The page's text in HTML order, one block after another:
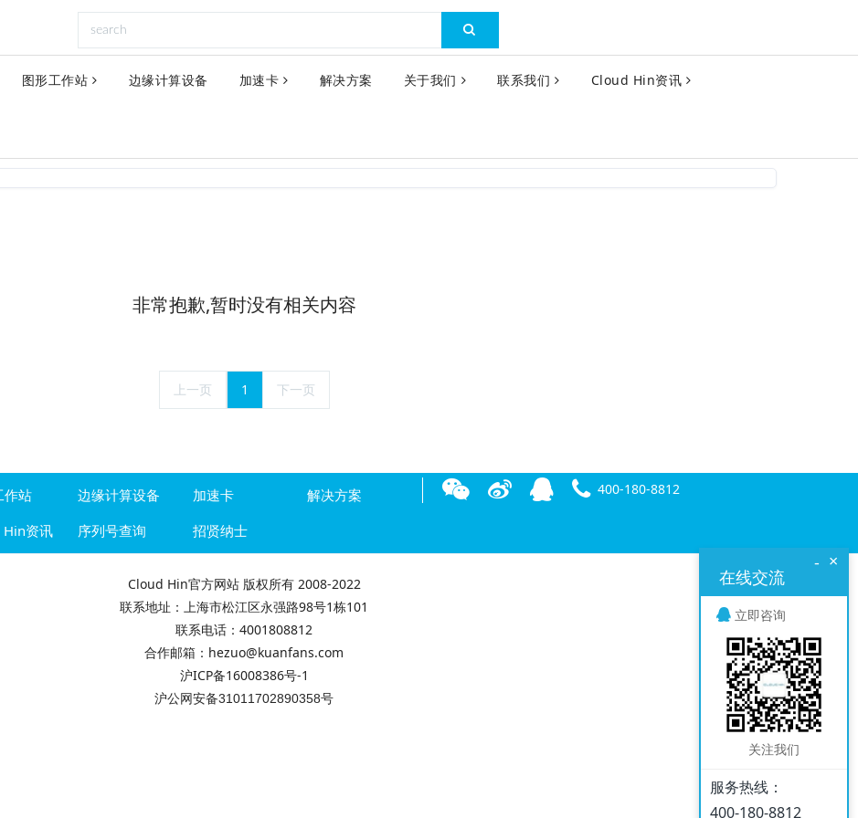
图形工作站 边缘计算设备 加速卡 解决方案 关于我们 联系我们 Cloud Hin资讯
非常抱歉,暂时没有相关内容
上一页 1 下一页
作站 边缘计算设备 加速卡
解决方案
Hin资讯 序列号查询 招贤纳士
400-180-8812
Cloud Hin官方网站 版权所有 2008-2022
联系地址：上海市松江区永强路98号1栋101
联系电话：4001808812
合作邮箱：hezuo@kuanfans.com
沪ICP备16008386号-1
沪公网安备31011702890358号
×
-
在线交流
立即咨询
关注我们
服务热线：
400-180-8812